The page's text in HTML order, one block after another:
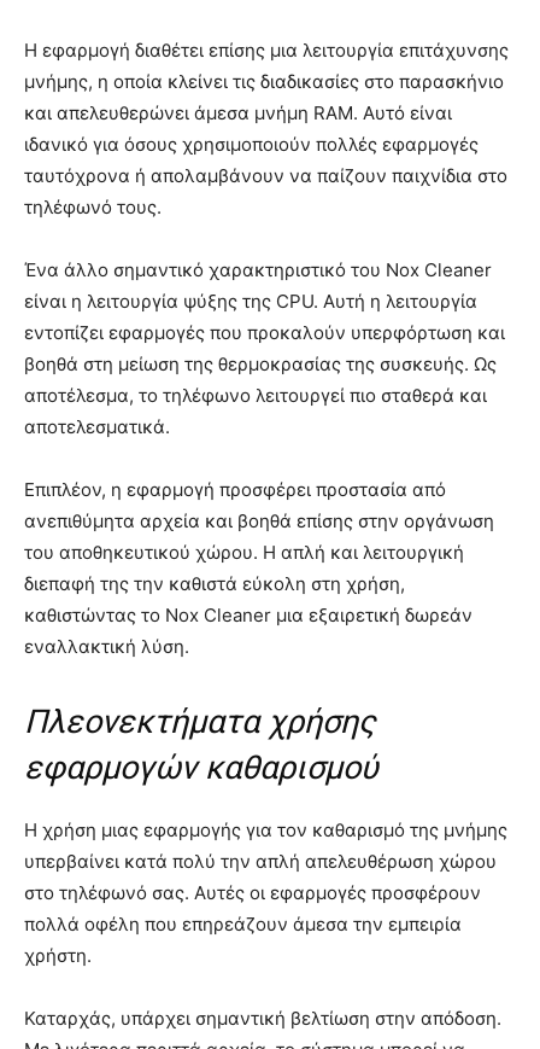
Η εφαρμογή διαθέτει επίσης μια λειτουργία επιτάχυνσης
μνήμης, η οποία κλείνει τις διαδικασίες στο παρασκήνιο
και απελευθερώνει άμεσα μνήμη RAM. Αυτό είναι
ιδανικό για όσους χρησιμοποιούν πολλές εφαρμογές
ταυτόχρονα ή απολαμβάνουν να παίζουν παιχνίδια στο
τηλέφωνό τους.
Ένα άλλο σημαντικό χαρακτηριστικό του Nox Cleaner
είναι η λειτουργία ψύξης της CPU. Αυτή η λειτουργία
εντοπίζει εφαρμογές που προκαλούν υπερφόρτωση και
βοηθά στη μείωση της θερμοκρασίας της συσκευής. Ως
αποτέλεσμα, το τηλέφωνο λειτουργεί πιο σταθερά και
αποτελεσματικά.
Επιπλέον, η εφαρμογή προσφέρει προστασία από
ανεπιθύμητα αρχεία και βοηθά επίσης στην οργάνωση
του αποθηκευτικού χώρου. Η απλή και λειτουργική
διεπαφή της την καθιστά εύκολη στη χρήση,
καθιστώντας το Nox Cleaner μια εξαιρετική δωρεάν
εναλλακτική λύση.
Πλεονεκτήματα χρήσης
εφαρμογών καθαρισμού
Η χρήση μιας εφαρμογής για τον καθαρισμό της μνήμης
υπερβαίνει κατά πολύ την απλή απελευθέρωση χώρου
στο τηλέφωνό σας. Αυτές οι εφαρμογές προσφέρουν
πολλά οφέλη που επηρεάζουν άμεσα την εμπειρία
χρήστη.
Καταρχάς, υπάρχει σημαντική βελτίωση στην απόδοση.